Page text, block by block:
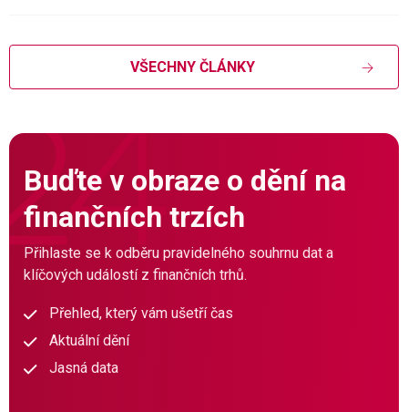
VŠECHNY ČLÁNKY
Buďte v obraze o dění na
finančních trzích
Přihlaste se k odběru pravidelného souhrnu dat a
klíčových událostí z finančních trhů.
Přehled, který vám ušetří čas
Aktuální dění
Jasná data